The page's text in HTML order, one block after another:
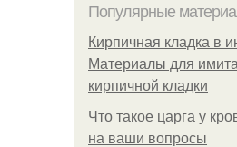
Популярные
Кирпичная кладка в
Материалы для
кирпичной кладки
Что такое царга у
на ваши вопросы